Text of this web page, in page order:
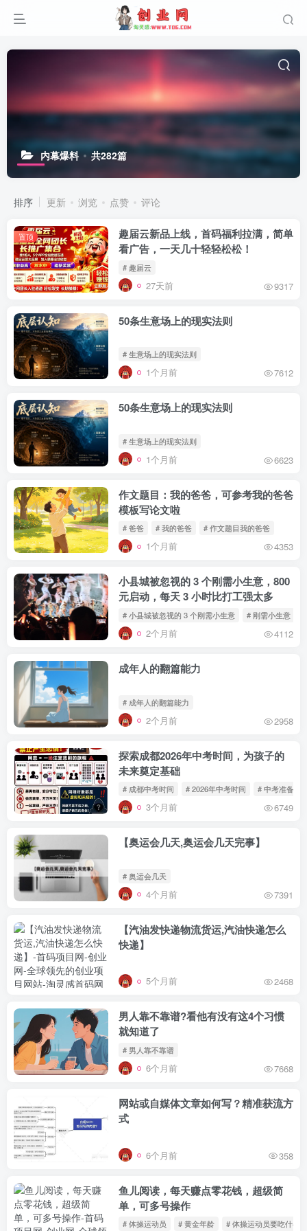
内幕爆料 共282篇
排序 更新 浏览 点赞 评论
置顶
趣届云新品上线，首码福利拉满，简单
看广告，一天几十轻轻松松！
# 趣届云
27天前 9317
50条生意场上的现实法则
# 生意场上的现实法则
1个月前 7612
50条生意场上的现实法则
# 生意场上的现实法则
1个月前 6623
作文题目：我的爸爸，可参考我的爸爸
模板写论文啦
# 爸爸 # 我的爸爸 # 作文题目我的爸爸
1个月前 4353
小县城被忽视的 3 个刚需小生意，800
元启动，每天 3 小时比打工强太多
# 小县城被忽视的 3 个刚需小生意 # 刚需小生意
2个月前 4112
成年人的翻篇能力
# 成年人的翻篇能力
2个月前 2958
探索成都2026年中考时间，为孩子的
未来奠定基础
# 成都中考时间 # 2026年中考时间 # 中考准备
3个月前 6749
【奥运会几天,奥运会几天完事】
# 奥运会几天
4个月前 7391
【汽油发快递物流货运,汽油快递怎么
快递】
5个月前 2468
男人靠不靠谱?看他有没有这4个习惯
就知道了
# 男人靠不靠谱
6个月前 7668
网站或自媒体文章如何写？精准获流方
式
6个月前 358
鱼儿阅读，每天赚点零花钱，超级简
单，可多号操作
# 体操运动员 # 黄金年龄 # 体操运动员要吃什么